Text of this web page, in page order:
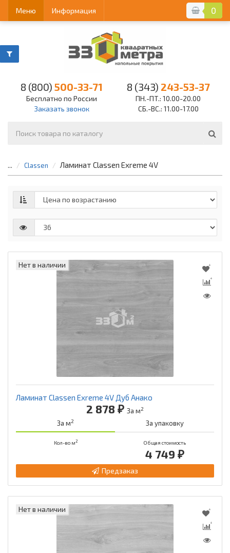
0
Меню Информация
8 (800) 500-33-71
Бесплатно по России
Заказать звонок
8 (343) 243-53-37
ПН.-ПТ.: 10.00-20.00
СБ.-ВС.: 11.00-17.00
... Classen Ламинат Classen Exreme 4V
Нет в наличии
Ламинат Classen Exreme 4V Дуб Анако
2 878 ₽ За м2
За м2 За упаковку
Кол-во м2 Общая стоимость
4 749 ₽
Предзаказ
Нет в наличии